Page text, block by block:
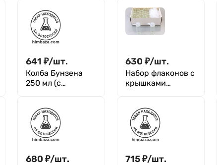
641 ₽/шт.
Колба Бунзена
250 мл (с
горловиной, без
градуировки
630 ₽/шт.
Набор флаконов с
крышками
680 ₽/шт. 715₽/шт.